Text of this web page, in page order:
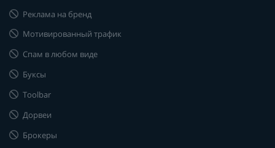
Реклама на бренд
Мотивированный трафик
Спам в любом виде
Буксы
Toolbar
Дорвеи
Брокеры